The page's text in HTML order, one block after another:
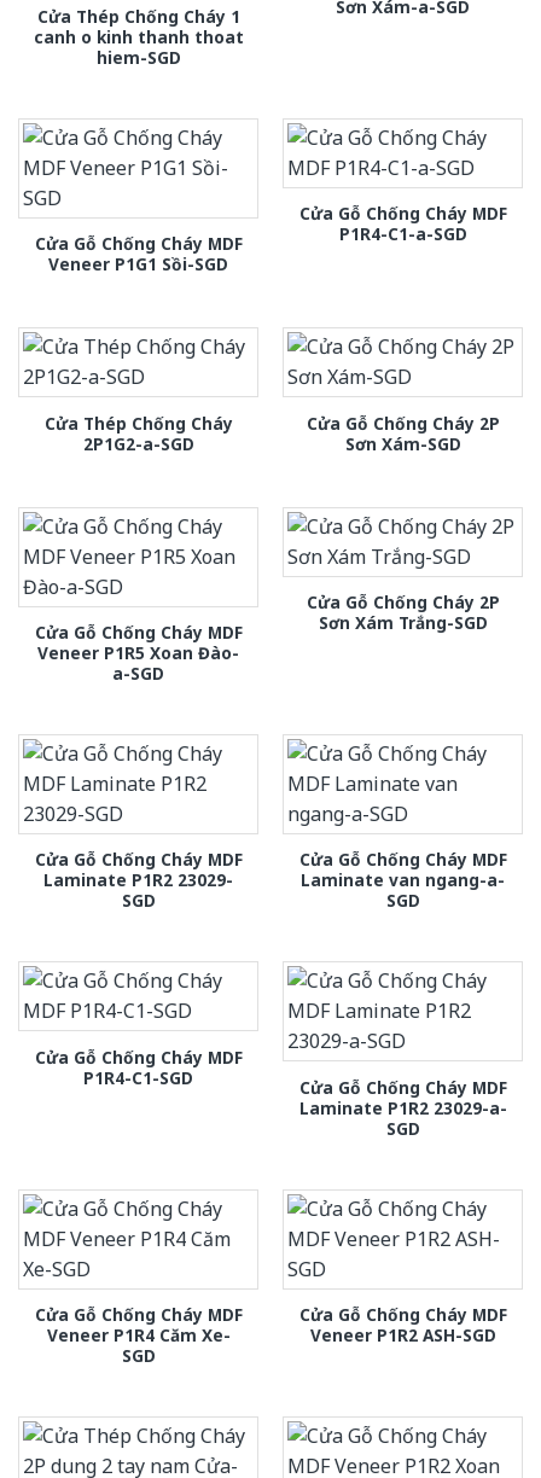
Cửa Thép Chống Cháy 1
canh o kinh thanh thoat
hiem-SGD
Sơn Xám-a-SGD
Cửa Gỗ Chống Cháy MDF
Veneer P1G1 Sồi-SGD
Cửa Gỗ Chống Cháy MDF
P1R4-C1-a-SGD
Cửa Thép Chống Cháy
2P1G2-a-SGD
Cửa Gỗ Chống Cháy 2P
Sơn Xám-SGD
Cửa Gỗ Chống Cháy MDF
Veneer P1R5 Xoan Đào-
a-SGD
Cửa Gỗ Chống Cháy 2P
Sơn Xám Trắng-SGD
Cửa Gỗ Chống Cháy MDF
Laminate P1R2 23029-
SGD
Cửa Gỗ Chống Cháy MDF
Laminate van ngang-a-
SGD
Cửa Gỗ Chống Cháy MDF
P1R4-C1-SGD
Cửa Gỗ Chống Cháy MDF
Laminate P1R2 23029-a-
SGD
Cửa Gỗ Chống Cháy MDF
Veneer P1R4 Căm Xe-
SGD
Cửa Gỗ Chống Cháy MDF
Veneer P1R2 ASH-SGD